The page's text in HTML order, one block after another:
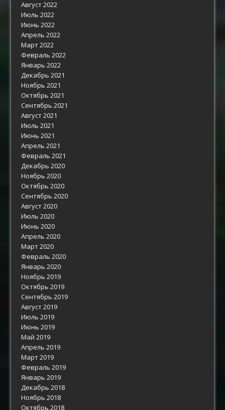
Август 2022
Июль 2022
Июнь 2022
Апрель 2022
Март 2022
Февраль 2022
Январь 2022
Декабрь 2021
Ноябрь 2021
Октябрь 2021
Сентябрь 2021
Август 2021
Июль 2021
Июнь 2021
Апрель 2021
Февраль 2021
Декабрь 2020
Ноябрь 2020
Октябрь 2020
Сентябрь 2020
Август 2020
Июль 2020
Июнь 2020
Апрель 2020
Март 2020
Февраль 2020
Январь 2020
Ноябрь 2019
Октябрь 2019
Сентябрь 2019
Август 2019
Июль 2019
Июнь 2019
Май 2019
Апрель 2019
Март 2019
Февраль 2019
Январь 2019
Декабрь 2018
Ноябрь 2018
Октябрь 2018